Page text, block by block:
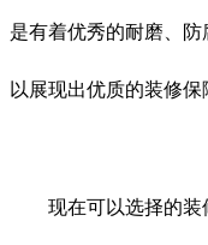
是有着优秀的耐磨、
以展现出优质的装修保
现在可以选择的装